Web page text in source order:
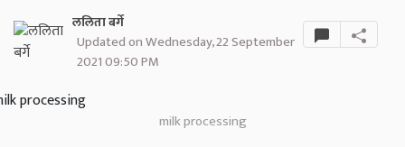
ललिता बर्गे
Updated on Wednesday, 22 September
2021 09:50 PM
milk processing